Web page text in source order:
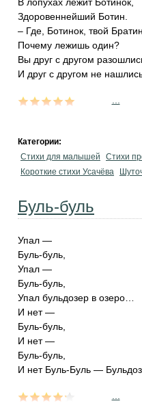
Здоровеннейший Ботин.
– Где, Ботинок, твой
Почему лежишь один?
Вы друг с другом
И друг с другом не
Категории:
Стихи для малышей
Стихи
Короткие стихи Усачёва
Буль-буль
Упал —
Буль-буль,
Упал —
Буль-буль,
Упал бульдозер в озеро…
И нет —
Буль-буль,
И нет —
Буль-буль,
И нет Буль-Буль —